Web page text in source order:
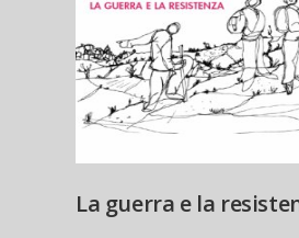
La guerra e la